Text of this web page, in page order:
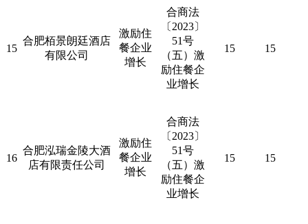
15
合肥栢景朗廷酒店
有限公司
激励住
餐企业
增长
合商法
〔 2023〕
51号
（五）激
励住餐企
业增长
15 15
16
合肥泓瑞金陵大酒
店有限责任公司
激励住
餐企业
增长
合商法
〔 2023〕
51号
（五）激
励住餐企
业增长
15 15